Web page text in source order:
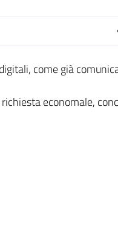
come già
economale,